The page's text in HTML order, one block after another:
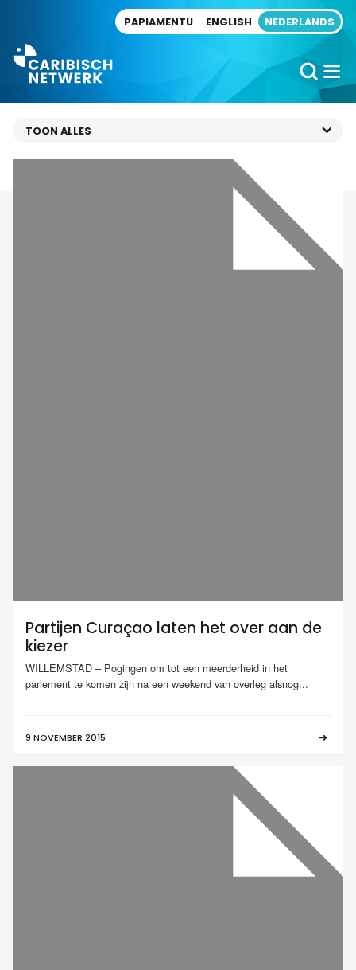
PAPIAMENTU ENGLISH NEDERLANDS
Partijen Curaçao laten het over aan de
kiezer
WILLEMSTAD – Pogingen om tot een meerderheid in het
parlement te komen zijn na een weekend van overleg alsnog...
9 NOVEMBER 2015